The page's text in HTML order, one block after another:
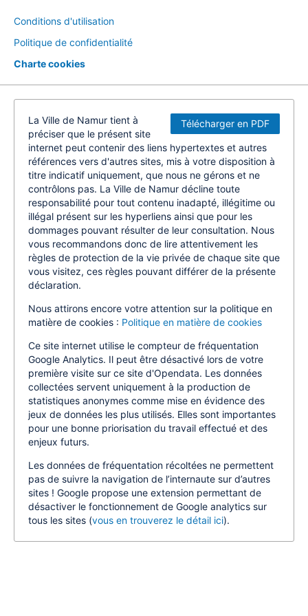
Conditions d'utilisation
Politique de confidentialité
Charte cookies
Télécharger en PDF
La Ville de Namur tient à
préciser que le présent site
internet peut contenir des liens hypertextes et autres
références vers d'autres sites, mis à votre disposition à
titre indicatif uniquement, que nous ne gérons et ne
contrôlons pas. La Ville de Namur décline toute
responsabilité pour tout contenu inadapté, illégitime ou
illégal présent sur les hyperliens ainsi que pour les
dommages pouvant résulter de leur consultation. Nous
vous recommandons donc de lire attentivement les
règles de protection de la vie privée de chaque site que
vous visitez, ces règles pouvant différer de la présente
déclaration.
Nous attirons encore votre attention sur la politique en
matière de cookies : Politique en matière de cookies
Ce site internet utilise le compteur de fréquentation
Google Analytics. Il peut être désactivé lors de votre
première visite sur ce site d'Opendata. Les données
collectées servent uniquement à la production de
statistiques anonymes comme mise en évidence des
jeux de données les plus utilisés. Elles sont importantes
pour une bonne priorisation du travail effectué et des
enjeux futurs.
Les données de fréquentation récoltées ne permettent
pas de suivre la navigation de l’internaute sur d’autres
sites ! Google propose une extension permettant de
désactiver le fonctionnement de Google analytics sur
tous les sites (vous en trouverez le détail ici).